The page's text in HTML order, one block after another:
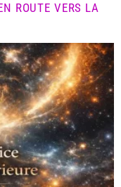
ROUTE VERS LA